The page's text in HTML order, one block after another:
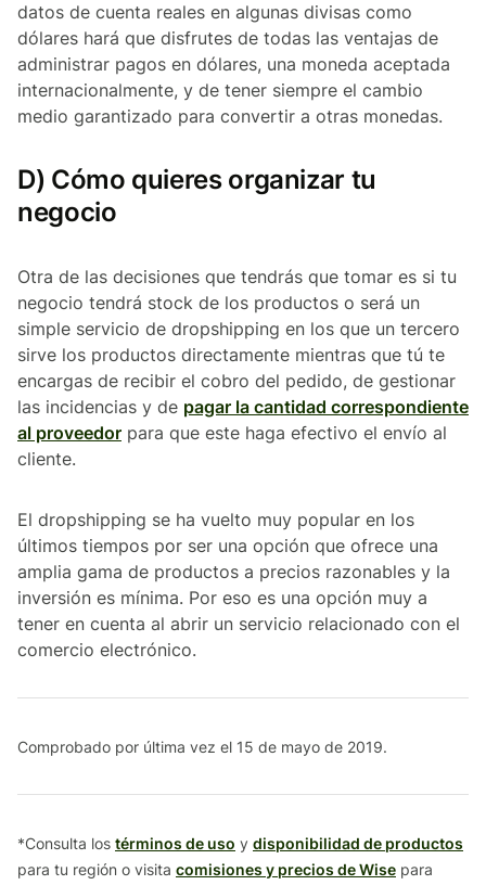
datos de cuenta reales en algunas divisas como
dólares hará que disfrutes de todas las ventajas de
administrar pagos en dólares, una moneda aceptada
internacionalmente, y de tener siempre el cambio
medio garantizado para convertir a otras monedas.
D) Cómo quieres organizar tu
negocio
Otra de las decisiones que tendrás que tomar es si tu
negocio tendrá stock de los productos o será un
simple servicio de dropshipping en los que un tercero
sirve los productos directamente mientras que tú te
encargas de recibir el cobro del pedido, de gestionar
las incidencias y de pagar la cantidad correspondiente
al proveedor para que este haga efectivo el envío al
cliente.
El dropshipping se ha vuelto muy popular en los
últimos tiempos por ser una opción que ofrece una
amplia gama de productos a precios razonables y la
inversión es mínima. Por eso es una opción muy a
tener en cuenta al abrir un servicio relacionado con el
comercio electrónico.
Comprobado por última vez el 15 de mayo de 2019.
*Consulta los términos de uso y disponibilidad de productos
para tu región o visita comisiones y precios de Wise para